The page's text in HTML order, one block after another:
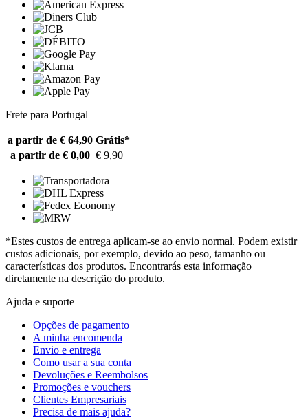
Frete para Portugal
a partir de € 64,90 Grátis*
a partir de € 0,00 € 9,90
*Estes custos de entrega aplicam-se ao envio normal. Podem existir
custos adicionais, por exemplo, devido ao peso, tamanho ou
características dos produtos. Encontrarás esta informação
diretamente na descrição do produto.
Ajuda e suporte
Opções de pagamento
A minha encomenda
Envio e entrega
Como usar a sua conta
Devoluções e Reembolsos
Promoções e vouchers
Clientes Empresariais
Precisa de mais ajuda?